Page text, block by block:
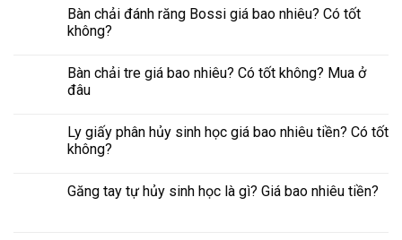
Bàn chải đánh răng Bossi giá bao nhiêu? Có tốt
không?
Bàn chải tre giá bao nhiêu? Có tốt không? Mua ở
đâu
Ly giấy phân hủy sinh học giá bao nhiêu tiền? Có tốt
không?
Găng tay tự hủy sinh học là gì? Giá bao nhiêu tiền?